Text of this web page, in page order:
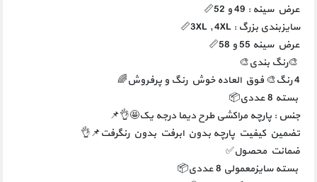
‌‌‌‌‌‌‌‎عرض سینه : 49 و 52📏
‌‌‌‌‌‌‌‎سایزبندی بزرگ : 3XL , 4XL📏
‌‌‌‌‌‌‌‎عرض سینه 55 و 58📏
‌‌‌‌‌‌‏4 رنگ🎨 فوق العاده خوش رنگ و پرفروش🌈
‌‌‌‌‌‌‌‌‌‌‌‌‌‌‏جنس : پارچه مراکشی طرح دیما درجه یک🤩👌📌
‌‌‌‌‌‌‌‌‌‎تضمین کیفیت پارچه بدون ابرفت بدون رنگرفت📌👌
‌‌‌‌‌‌‌‌‌‌‌‌‌‌‌‎ضمانت محصول✅